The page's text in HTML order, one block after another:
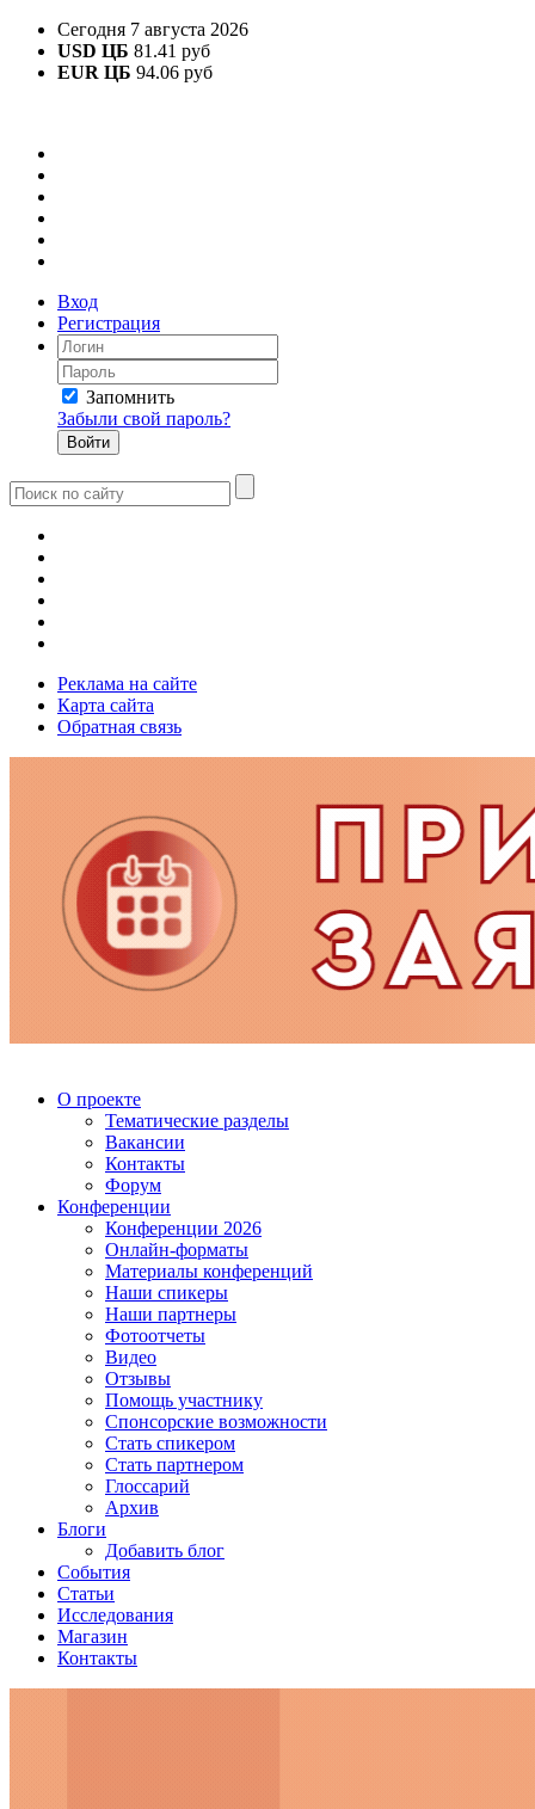
Сегодня 7 августа 2026
USD ЦБ 81.41 руб
EUR ЦБ 94.06 руб
Вход
Регистрация
Запомнить
Забыли свой пароль?
Реклама на сайте
Карта сайта
Обратная связь
О проекте
Тематические разделы
Вакансии
Контакты
Форум
Конференции
Конференции 2026
Онлайн-форматы
Материалы конференций
Наши спикеры
Наши партнеры
Фотоотчеты
Видео
Отзывы
Помощь участнику
Спонсорские возможности
Стать спикером
Стать партнером
Глоссарий
Архив
Блоги
Добавить блог
События
Статьи
Исследования
Магазин
Контакты